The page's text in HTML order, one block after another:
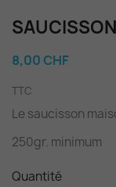
8,00 CHF
TTC
Le saucisson
250gr. minimum
Quantité